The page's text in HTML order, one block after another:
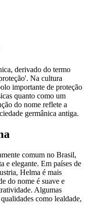
derivado do termo
Na cultura
importante de proteção
quanto como um
do nome reflete a
germânica antiga.
comum no Brasil,
e elegante. Em países de
Helma é mais
do nome é suave e
Algumas
como lealdade,